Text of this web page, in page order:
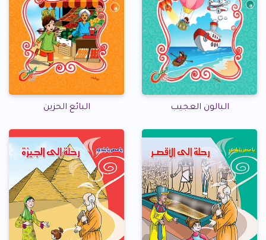
البالون العجيب البائع الحزين